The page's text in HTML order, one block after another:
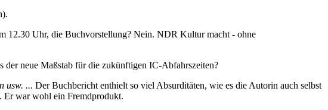
12.30 Uhr, die Buchvorstellung? Nein. NDR Kultur macht - ohne
neue Maßstab für die zukünftigen IC-Abfahrszeiten?
usw. ... Der Buchbericht enthielt so viel Absurditäten, wie es die Autorin auch selbst
Er war wohl ein Fremdprodukt.